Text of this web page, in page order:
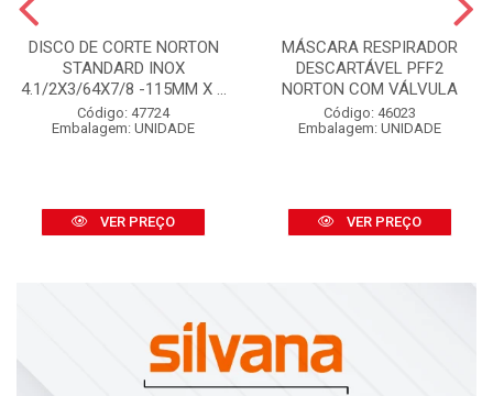
DISCO DE CORTE NORTON
STANDARD INOX
4.1/2X3/64X7/8 -115MM X ...
Código: 47724
Embalagem: UNIDADE
VER PREÇO
MÁSCARA RESPIRADOR
DESCARTÁVEL PFF2
NORTON COM VÁLVULA
Código: 46023
Embalagem: UNIDADE
VER PREÇO